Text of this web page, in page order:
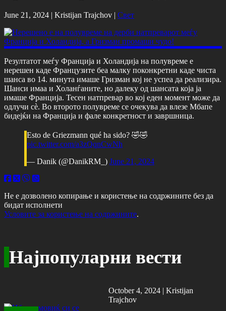
June 21, 2024 | Kristijan Trajchov | Свет
Резултатот меѓу Франција и Холандија на полувреме е
нерешен каде Французите беа малку поконкретни каде чиста
шанса во 14. минута имаше Гризман кој не успеа да реализира.
Шанси имаа и Холанѓаните, но далеку од шансата која ја
имаше Франција. Тесен натпревар во кој еден момент може да
одлучи сѐ. Во второто полувреме се очекува да влезе Мбапе
бидејќи на Франција и фале конкретност и завршница.
Esto de Griezmann qué ha sido? 🤣🤣
pic.twitter.com/a3zQqnCwNh
— Danik (@DanikRM_) June 21, 2024
Не е дозволено копирање и користење на содржините без да
бидат исполнети
Условите за користење на содржините.
Најпопуларни вести
October 4, 2024 |Kristijan
Trajchov